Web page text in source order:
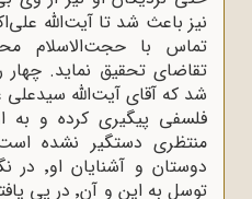
نیز باعث شد تا آیت‌الله
تماس با حجت‌الاسلام
تقاضای تحقیق نماید. چهار
شد که آقای آیت‌الله سیدعلی
فلسفی پیگیری کرده و به
منتظری دستگیر نشده